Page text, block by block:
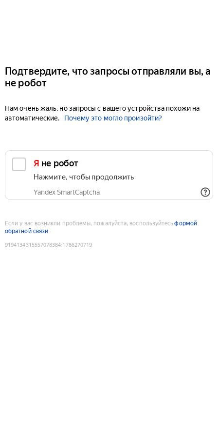
Подтвердите, что запросы отправляли вы, а
не робот
Нам очень жаль, но запросы с вашего устройства похожи на
автоматические.
Почему это могло произойти?
Я не робот
Нажмите, чтобы продолжить
Yandex SmartCaptcha
Если у вас возникли проблемы, пожалуйста, воспользуйтесьформой
обратной связи
9194134315557078384:1786270719